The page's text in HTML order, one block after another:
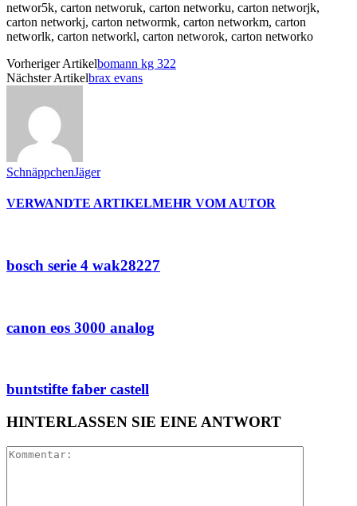
networ5k, carton networuk, carton networku, carton networjk,
carton networkj, carton networmk, carton networkm, carton
networlk, carton networkl, carton networok, carton networko
Vorheriger Artikelbomann kg 322
Nächster Artikelbrax evans
SchnäppchenJäger
VERWANDTE ARTIKELMEHR VOM AUTOR
bosch serie 4 wak28227
canon eos 3000 analog
buntstifte faber castell
HINTERLASSEN SIE EINE ANTWORT